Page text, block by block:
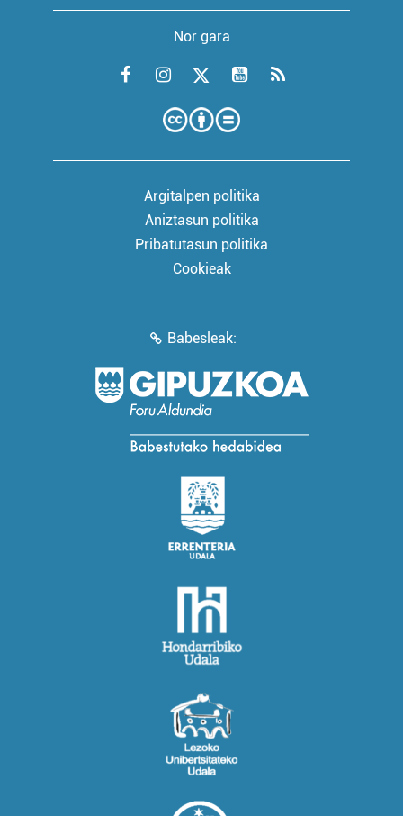
Nor gara
Argitalpen politika
Aniztasun politika
Pribatutasun politika
Cookieak
Babesleak: